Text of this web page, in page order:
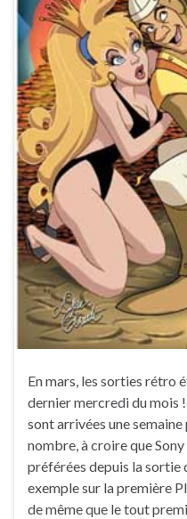
En mars, les sorties rétro
dernier mercredi du mois
sont arrivées une
nombre, à croire que
préférées depuis la sortie
exemple sur la première
de même que le tout